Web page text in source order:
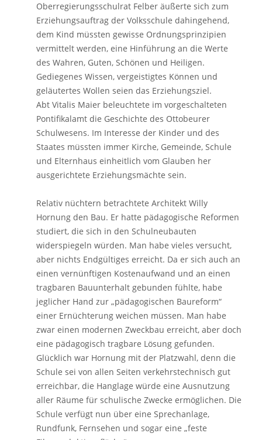
Oberregierungsschulrat Felber äußerte sich zum
Erziehungsauftrag der Volksschule dahingehend,
dem Kind müssten gewisse Ordnungsprinzipien
vermittelt werden, eine Hinführung an die Werte
des Wahren, Guten, Schönen und Heiligen.
Gediegenes Wissen, vergeistigtes Können und
geläutertes Wollen seien das Erziehungsziel.
Abt Vitalis Maier beleuchtete im vorgeschalteten
Pontifikalamt die Geschichte des Ottobeurer
Schulwesens. Im Interesse der Kinder und des
Staates müssten immer Kirche, Gemeinde, Schule
und Elternhaus einheitlich vom Glauben her
ausgerichtete Erziehungsmächte sein.
Relativ nüchtern betrachtete Architekt Willy
Hornung den Bau. Er hatte pädagogische Reformen
studiert, die sich in den Schulneubauten
widerspiegeln würden. Man habe vieles versucht,
aber nichts Endgültiges erreicht. Da er sich auch an
einen vernünftigen Kostenaufwand und an einen
tragbaren Bauunterhalt gebunden fühlte, habe
jeglicher Hand zur „pädagogischen Baureform“
einer Ernüchterung weichen müssen. Man habe
zwar einen modernen Zweckbau erreicht, aber doch
eine pädagogisch tragbare Lösung gefunden.
Glücklich war Hornung mit der Platzwahl, denn die
Schule sei von allen Seiten verkehrstechnisch gut
erreichbar, die Hanglage würde eine Ausnutzung
aller Räume für schulische Zwecke ermöglichen. Die
Schule verfügt nun über eine Sprechanlage,
Rundfunk, Fernsehen und sogar eine „feste